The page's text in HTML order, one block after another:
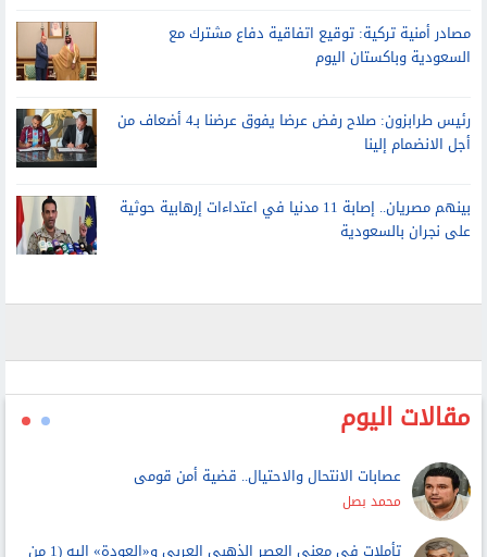
مصادر أمنية تركية: توقيع اتفاقية دفاع مشترك مع
السعودية وباكستان اليوم
رئيس طرابزون: صلاح رفض عرضا يفوق عرضنا بـ4 أضعاف من
أجل الانضمام إلينا
بينهم مصريان.. إصابة 11 مدنيا في اعتداءات إرهابية حوثية
على نجران بالسعودية
مقالات اليوم
عصابات الانتحال والاحتيال.. قضية أمن قومى
محمد بصل